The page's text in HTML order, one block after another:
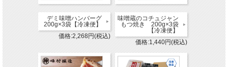
デミ味噌ハンバーグ
200g×3袋【冷凍便】
価格:2,268円(税込)
味噌蔵のコチュジャン
もつ焼き 200g×3袋
【冷凍便】
価格:1,440円(税込)